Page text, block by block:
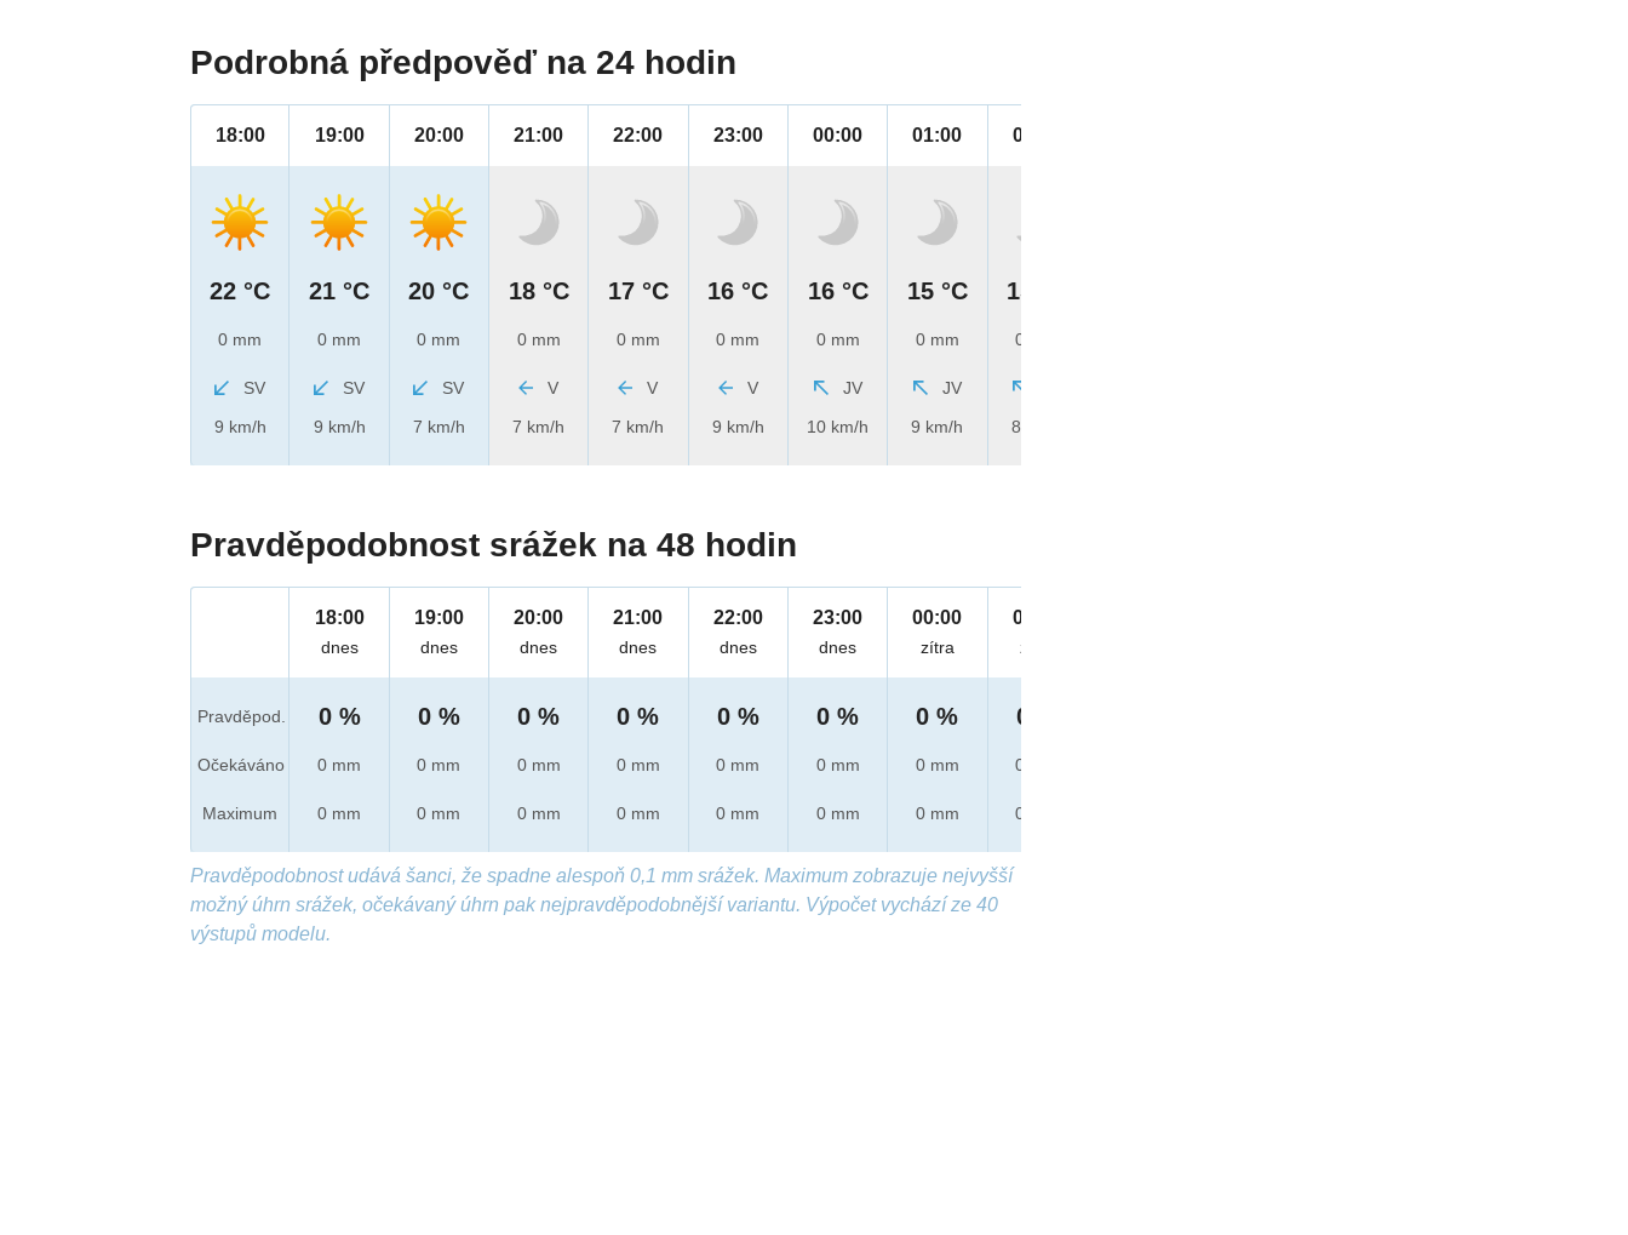
Podrobná předpověď na 24 hodin
18:00
22 °C
0 mm
SV
9 km/h
19:00
21 °C
0 mm
SV
9 km/h
20:00
20 °C
0 mm
SV
7 km/h
21:00
18 °C
0 mm
V
7 km/h
22:00
17 °C
0 mm
V
7 km/h
23:00
16 °C
0 mm
V
9 km/h
00:00
16 °C
0 mm
JV
10 km/h
01:00
15 °C
0 mm
JV
9 km/h
02:00
15 °C
0 mm
8 km/h
Pravděpodobnost srážek na 48 hodin
Pravděpod.
Očekáváno
Maximum
18:00
dnes
0 %
0 mm
0 mm
19:00
dnes
0 %
0 mm
0 mm
20:00
dnes
0 %
0 mm
0 mm
21:00
dnes
0 %
0 mm
0 mm
22:00
dnes
0 %
0 mm
0 mm
23:00
dnes
0 %
0 mm
0 mm
00:00
zítra
0 %
0 mm
0 mm
01:00
zítra
0 %
0 mm
0 mm
Pravděpodobnost udává šanci, že spadne alespoň 0,1 mm srážek. Maximum zobrazuje nejvyšší
možný úhrn srážek, očekávaný úhrn pak nejpravděpodobnější variantu. Výpočet vychází ze 40
výstupů modelu.